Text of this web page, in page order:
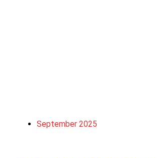
September 2025